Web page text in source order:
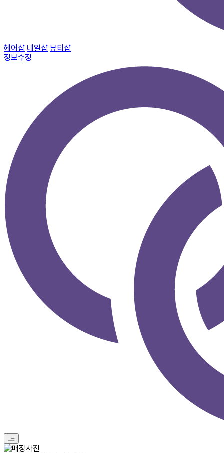
헤어샵 네일샵 뷰티샵
정보수정